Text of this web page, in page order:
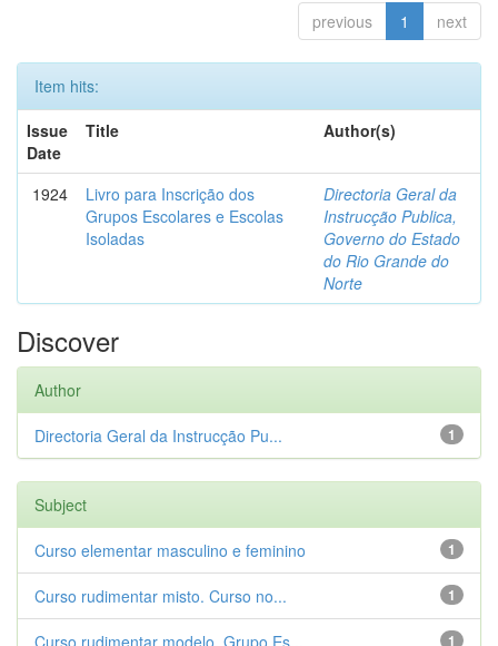
previous 1 next
Item hits:
Issue
Date
Title Author(s)
1924
Livro para Inscrição dos
Grupos Escolares e Escolas
Isoladas
Directoria Geral da
Instrucção Publica,
Governo do Estado
do Rio Grande do
Norte
Discover
Author
1
Directoria Geral da Instrucção Pu...
Subject
1
Curso elementar masculino e feminino
1
Curso rudimentar misto. Curso no...
1
Curso rudimentar modelo. Grupo Es...